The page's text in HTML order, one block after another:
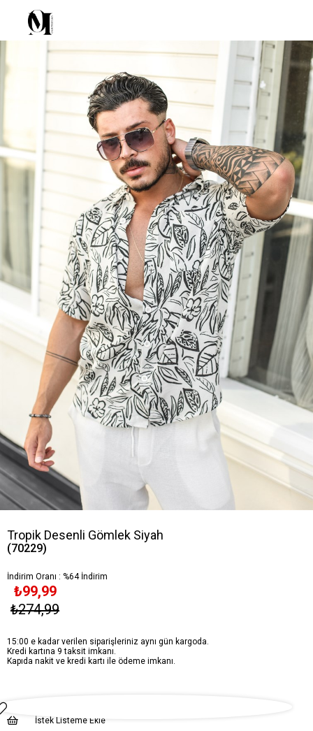
Tropik Desenli Gömlek Siyah
(70229)
İndirim Oranı : %64İndirim
₺274,99
₺99,99
15:00 e kadar verilen siparişleriniz aynı gün kargoda.
Kredi kartına 9 taksit imkanı.
Kapıda nakit ve kredi kartı ile ödeme imkanı.
İstek Listeme Ekle